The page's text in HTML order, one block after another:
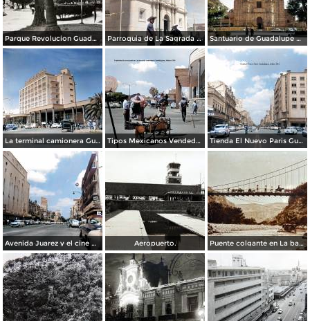
Parque Revolucion Guadalajara, Jalisco. Parroquia de La Sagrada familia Guadalajara, Jalisco 1961. Santuario de Guadalupe Guadalajara, Jalisco 1961.
La terminal camionera Guadalajara, Jalisco 1961 Tipos Mexicanos Vendedor de cocos junto a La terminal camionera Guadalajara, Jalisco 1961 Tienda El Nuevo Paris Guadalajara, Jalisco 1961
Avenida Juarez y el cine Variedades Guadalajara, Jalisco 1961 Aeropuerto. Puente colgante en La barranca de Oblatos.